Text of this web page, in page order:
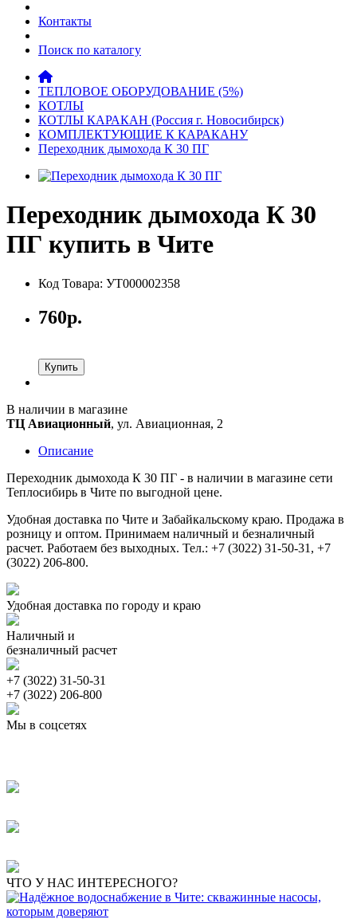
Контакты
Поиск по каталогу
ТЕПЛОВОЕ ОБОРУДОВАНИЕ (5%)
КОТЛЫ
КОТЛЫ КАРАКАН (Россия г. Новосибирск)
КОМПЛЕКТУЮЩИЕ К КАРАКАНУ
Переходник дымохода К 30 ПГ
Переходник дымохода К 30
ПГ купить в Чите
Код Товара: УТ000002358
760р.
Купить
В наличии в магазине
ТЦ Авиационный, ул. Авиационная, 2
Описание
Переходник дымохода К 30 ПГ - в наличии в магазине сети
Теплосибирь в Чите по выгодной цене.
Удобная доставка по Чите и Забайкальскому краю. Продажа в
розницу и оптом. Принимаем наличный и безналичный
расчет. Работаем без выходных. Тел.: +7 (3022) 31-50-31, +7
(3022) 206-800.
Удобная доставка по городу и краю
Наличный и
безналичный расчет
+7 (3022) 31-50-31
+7 (3022) 206-800
Мы в соцсетях
ЧТО У НАС ИНТЕРЕСНОГО?